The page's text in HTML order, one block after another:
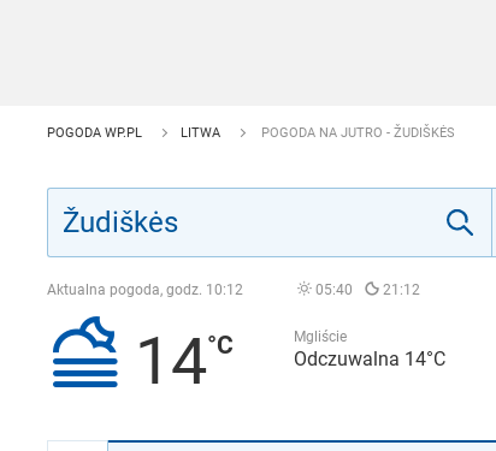
POGODA WP.PL LITWA POGODA NA JUTRO - ŽUDIŠKĖS
Aktualna pogoda, godz. 10:12 05:40 21:12
14 Mgliście
Odczuwalna 14°C